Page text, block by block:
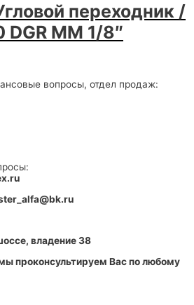
переходник /
DGR MM 1/8″
вопросы, отдел продаж:
владение 38
проконсультируем Вас по любому